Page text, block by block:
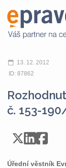
13. 12. 2012
ID: 87862
č. 153-
Úřední věstník